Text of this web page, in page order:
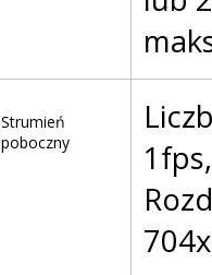
Strumień
poboczny